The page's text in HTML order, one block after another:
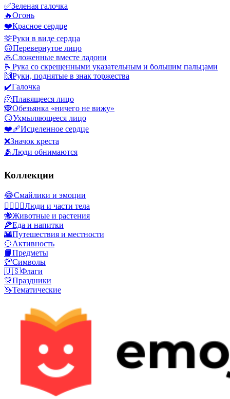
✅Зеленая галочка
🔥Огонь
❤️Красное сердце
🫶Руки в виде сердца
🙃Перевернутое лицо
🙏Сложенные вместе ладони
🫰 Рука со скрещенными указательным и большим пальцами
🙌Руки, поднятые в знак торжества
✔️Галочка
🫠Плавящееся лицо
🙈Обезьянка «ничего не вижу»
😏Ухмыляющееся лицо
❤️‍🩹Исцеленное сердце
❌Значок креста
🫂Люди обнимаются
Коллекции
😂Смайлики и эмоции
👩‍❤️‍💋‍👨Люди и части тела
🐝Животные и растения
🍕Еда и напитки
🌇Путешествия и местности
🥎Активность
📙Предметы
💯Символы
🇺🇸Флаги
🎊Праздники
🦄Тематические